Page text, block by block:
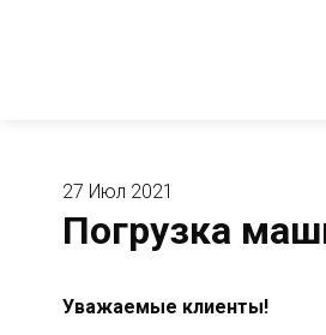
27 Июл 2021
Погрузка
Уважаемые клиенты!